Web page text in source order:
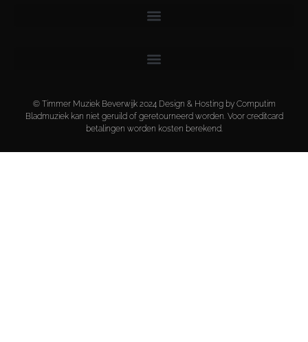
© Timmer Muziek Beverwijk 2024 Design & Hosting by Computim
Bladmuziek kan niet geruild of geretourneerd worden. Voor creditcard
betalingen worden kosten berekend.